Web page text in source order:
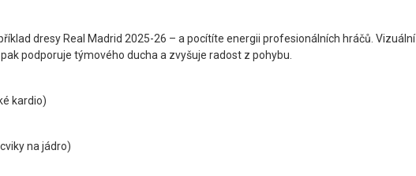
dresy Real Madrid 2025-26 – a pocítíte energii profesionálních hráčů.
podporuje týmového ducha a zvyšuje radost z pohybu.
kardio)
na jádro)